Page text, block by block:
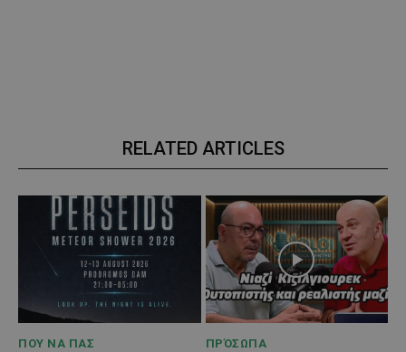
RELATED ARTICLES
ΠΟΥ ΝΑ ΠΑΣ ΠΡΌΣΩΠΑ